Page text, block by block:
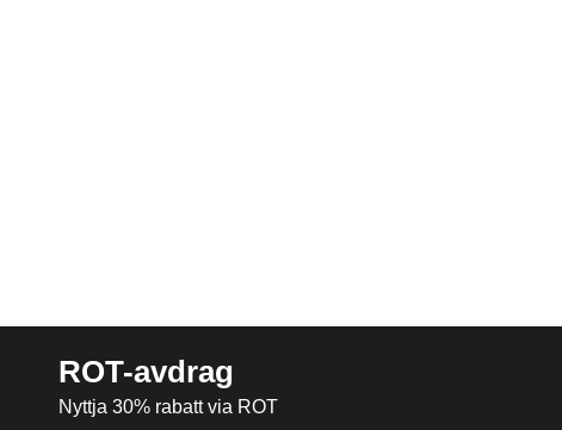
ROT-avdrag
Nyttja 30% rabatt via ROT